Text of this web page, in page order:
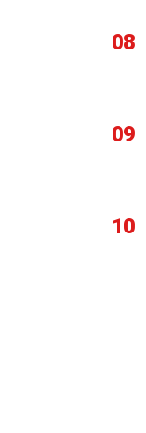
08
09
10